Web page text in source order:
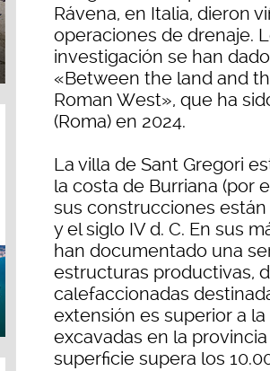
Rávena, en Italia, dieron
operaciones de drenaje.
investigación se han
«Between the land and
Roman West», que ha
(Roma) en 2024.
La villa de Sant Gregori
la costa de Burriana (por
sus construcciones
y el siglo IV d. C. En sus
han documentado una
estructuras productivas,
calefaccionadas
extensión es superior a
excavadas en la
superficie supera los